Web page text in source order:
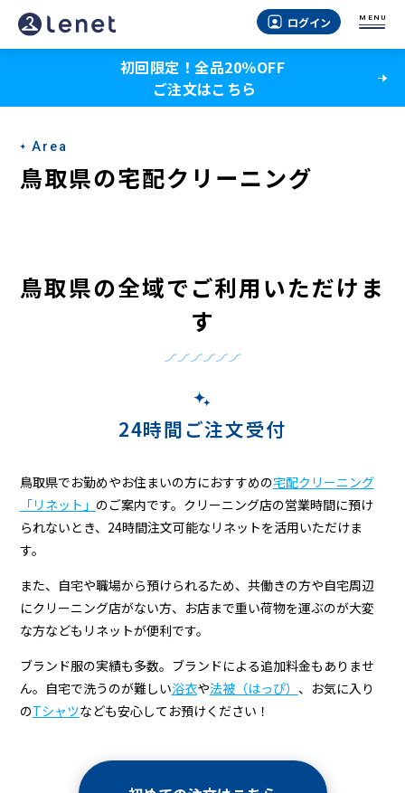
ログイン MENU
初回限定！全品20％OFF
ご注文はこちら
Area
鳥取県の宅配クリーニング
鳥取県の全域でご利用いただけま
す
24時間ご注文受付
鳥取県でお勤めやお住まいの方におすすめの宅配クリーニング
「リネット」 のご案内です。クリーニング店の営業時間に預け
られないとき、24時間注文可能なリネットを活用いただけま
す。
また、自宅や職場から預けられるため、共働きの方や自宅周辺
にクリーニング店がない方、お店まで重い荷物を運ぶのが大変
な方などもリネットが便利です。
ブランド服の実績も多数。ブランドによる追加料金もありませ
ん。自宅で洗うのが難しい浴衣や法被（はっぴ） 、お気に入り
のTシャツなども安心してお預けください！